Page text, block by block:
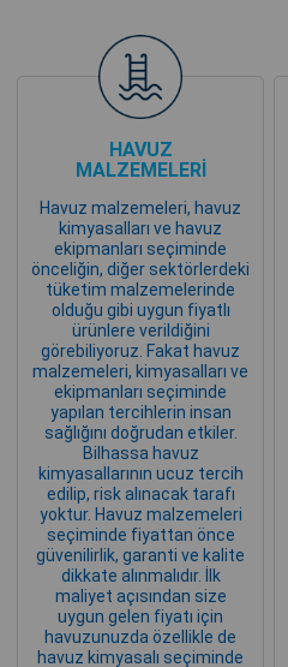
HAVUZ
MALZEMELERİ
Havuz malzemeleri, havuz
kimyasalları ve havuz
ekipmanları seçiminde
önceliğin, diğer sektörlerdeki
tüketim malzemelerinde
olduğu gibi uygun fiyatlı
ürünlere verildiğini
görebiliyoruz. Fakat havuz
malzemeleri, kimyasalları ve
ekipmanları seçiminde
yapılan tercihlerin insan
sağlığını doğrudan etkiler.
Bilhassa havuz
kimyasallarının ucuz tercih
edilip, risk alınacak tarafı
yoktur. Havuz malzemeleri
seçiminde fiyattan önce
güvenilirlik, garanti ve kalite
dikkate alınmalıdır. İlk
maliyet açısından size
uygun gelen fiyatı için
havuzunuzda özellikle de
havuz kimyasalı seçiminde